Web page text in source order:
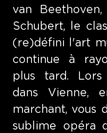
van
Schubert, le
(re)défini l'art
continue à
plus tard.
dans Vienne,
marchant, vous
sublime opéra